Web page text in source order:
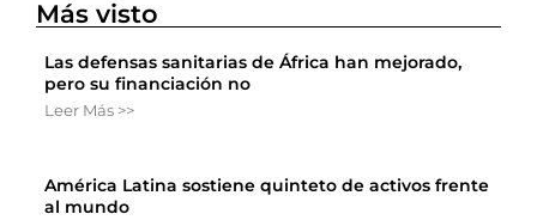
Más visto
Las defensas sanitarias de África han mejorado,
pero su financiación no
Leer Más >>
América Latina sostiene quinteto de activos frente
al mundo